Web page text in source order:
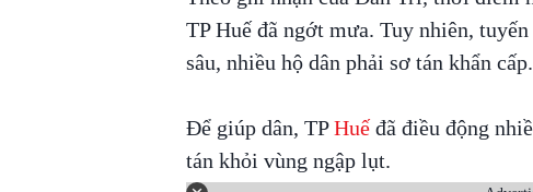
TP Huế đã ngớt mưa. Tuy nhiên,
sâu, nhiều hộ dân phải sơ tán khẩn cấp.
Để giúp dân, TPHuếđã điều động
tán khỏi vùng ngập lụt.